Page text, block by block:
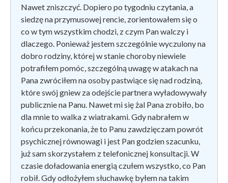
Nawet zniszczyć. Dopiero po tygodniu czytania, a
siedzę na przymusowej rencie, zorientowałem się o
co w tym wszystkim chodzi, z czym Pan walczy i
dlaczego. Ponieważ jestem szczególnie wyczulony na
dobro rodziny, której w stanie choroby niewiele
potrafiłem pomóc, szczególną uwagę w atakach na
Pana zwróciłem na osoby pastwiące się nad rodziną,
które swój gniew za odejście partnera wyładowywały
publicznie na Panu. Nawet mi się żal Pana zrobiło, bo
dla mnie to walka z wiatrakami. Gdy nabrałem w
końcu przekonania, że to Panu zawdzięczam powrót
psychicznej równowagi i jest Pan godzien szacunku,
już sam skorzystałem z telefonicznej konsultacji. W
czasie doładowania energią czułem wszystko, co Pan
robił. Gdy odłożyłem słuchawkę byłem na takim